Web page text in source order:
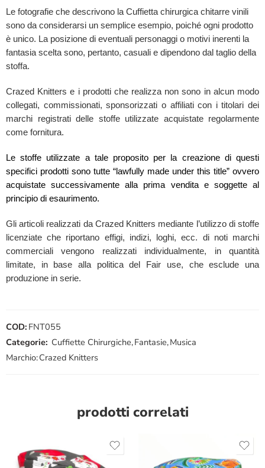
Le fotografie che descrivono la Cuffietta chirurgica chitarre vinili
sono da considerarsi un semplice esempio, poiché ogni prodotto
è unico. La posizione di eventuali personaggi o motivi inerenti la
fantasia scelta sono, pertanto, casuali e dipendono dal taglio della
stoffa.
Crazed Knitters e i prodotti che realizza non sono in alcun modo
collegati, commissionati, sponsorizzati o affiliati con i titolari dei
marchi registrati delle stoffe utilizzate acquistate regolarmente
come fornitura.
Le stoffe utilizzate a tale proposito per la creazione di questi
specifici prodotti sono tutte “lawfully made under this title” ovvero
acquistate successivamente alla prima vendita e soggette al
principio di esaurimento.
Gli articoli realizzati da Crazed Knitters mediante l’utilizzo di stoffe
licenziate che riportano effigi, indizi, loghi, ecc. di noti marchi
commerciali vengono realizzati individualmente, in quantità
limitate, in base alla politica del Fair use, che esclude una
produzione in serie.
COD: FNT055
Categorie: Cuffiette Chirurgiche,Fantasie,Musica
Marchio:Crazed Knitters
prodotti correlati